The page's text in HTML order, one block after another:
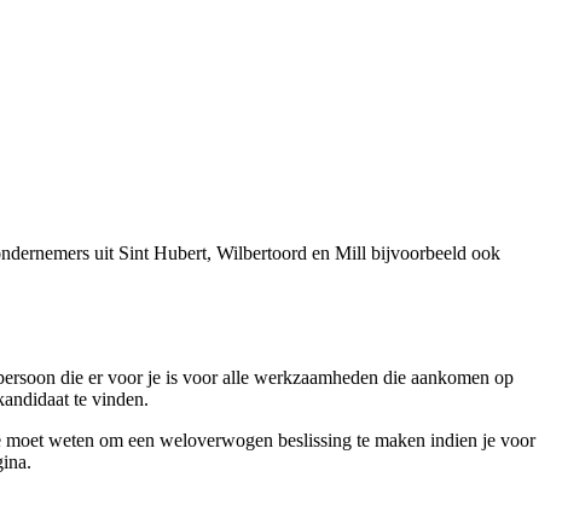
uit Sint Hubert, Wilbertoord en Mill bijvoorbeeld ook
die er voor je is voor alle werkzaamheden die aankomen op
te vinden.
weten om een weloverwogen beslissing te maken indien je voor